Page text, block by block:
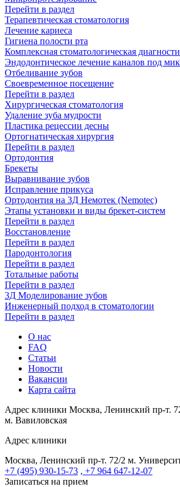
Перейти в раздел
Терапевтическая стоматология
Лечение кариеса
Гигиена полости рта
Комплексная стоматологическая
Эндодонтическое лечение каналов под
Отбеливание зубов
Своевременное посещение
Перейти в раздел
Хирургическая стоматология
Удаление зуба мудрости
Пластика рецессии десны
Ортогнатическая хирургия
Перейти в раздел
Ортодонтия
Брекеты
Выравнивание зубов
Исправление прикуса
Ортодонтия на 3Д Немотек (Nemotec)
Этапы установки и виды брекет-систем
Перейти в раздел
Восстановление
Перейти в раздел
Пародонтология
Перейти в раздел
Тотальные работы
Перейти в раздел
3Д Моделирование зубов
Инженерный подход в стоматологии
Перейти в раздел
О нас
FAQ
Статьи
Новости
Вакансии
Карта сайта
Адрес клиники Москва, Ленинский пр-т.
м. Вавиловская
Адрес клиники
Москва, Ленинский пр-т. 72/2 м.
+7 (495) 930-15-73 , +7 964 647-12-07
Записаться на прием